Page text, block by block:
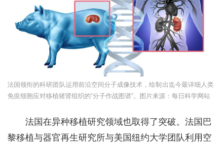
法国领衔的科研团队运用前沿空间分子成像技术，绘制出迄今最详细人类
免疫细胞应对移植猪肾组织的“分子作战图谱”。图片来源：每日科学网站
法国在异种移植研究领域也取得了突破。法国巴
黎移植与器官再生研究所与美国纽约大学团队利用空